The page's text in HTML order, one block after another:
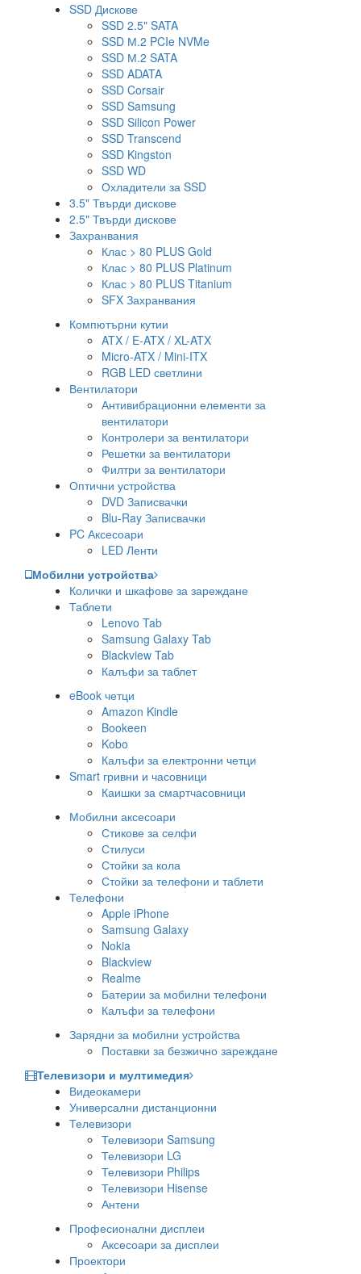
SSD Дискове
SSD 2.5" SATA
SSD М.2 PCIe NVMe
SSD М.2 SATA
SSD ADATA
SSD Corsair
SSD Samsung
SSD Silicon Power
SSD Transcend
SSD Kingston
SSD WD
Охладители за SSD
3.5" Твърди дискове
2.5" Твърди дискове
Захранвания
Клас > 80 PLUS Gold
Клас > 80 PLUS Platinum
Клас > 80 PLUS Titanium
SFX Захранвания
Компютърни кутии
ATX / E-ATX / XL-ATX
Micro-ATX / Mini-ITX
RGB LED светлини
Вентилатори
Антивибрационни елементи за
вентилатори
Контролери за вентилатори
Решетки за вентилатори
Филтри за вентилатори
Оптични устройства
DVD Записвачки
Blu-Ray Записвачки
PC Аксесоари
LED Ленти
Мобилни устройства
Колички и шкафове за зареждане
Таблети
Lenovo Tab
Samsung Galaxy Tab
Blackview Tab
Калъфи за таблет
eBook четци
Amazon Kindle
Bookeen
Kobo
Калъфи за електронни четци
Smart гривни и часовници
Каишки за смартчасовници
Мобилни аксесоари
Стикове за селфи
Стилуси
Стойки за кола
Стойки за телефони и таблети
Телефони
Apple iPhone
Samsung Galaxy
Nokia
Blackview
Realme
Батерии за мобилни телефони
Калъфи за телефони
Зарядни за мобилни устройства
Поставки за безжично зареждане
Телевизори и мултимедия
Видеокамери
Универсални дистанционни
Телевизори
Телевизори Samsung
Телевизори LG
Телевизори Philips
Телевизори Hisense
Антени
Професионални дисплеи
Аксесоари за дисплеи
Проектори